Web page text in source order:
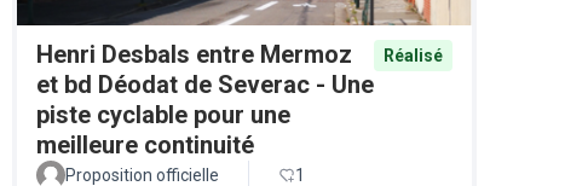
Henri Desbals entre Mermoz
et bd Déodat de Severac - Une
piste cyclable pour une
meilleure continuité
Réalisé
Proposition officielle 1